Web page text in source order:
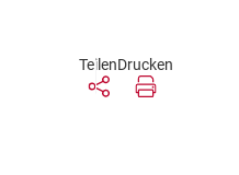
TeilenDrucken